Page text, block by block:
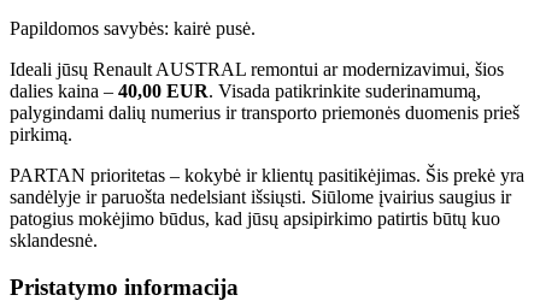
Papildomos savybės: kairė pusė.
Ideali jūsų Renault AUSTRAL remontui ar modernizavimui, šios
dalies kaina – 40,00 EUR. Visada patikrinkite suderinamumą,
palygindami dalių numerius ir transporto priemonės duomenis prieš
pirkimą.
PARTAN prioritetas – kokybė ir klientų pasitikėjimas. Šis prekė yra
sandėlyje ir paruošta nedelsiant išsiųsti. Siūlome įvairius saugius ir
patogius mokėjimo būdus, kad jūsų apsipirkimo patirtis būtų kuo
sklandesnė.
Pristatymo informacija